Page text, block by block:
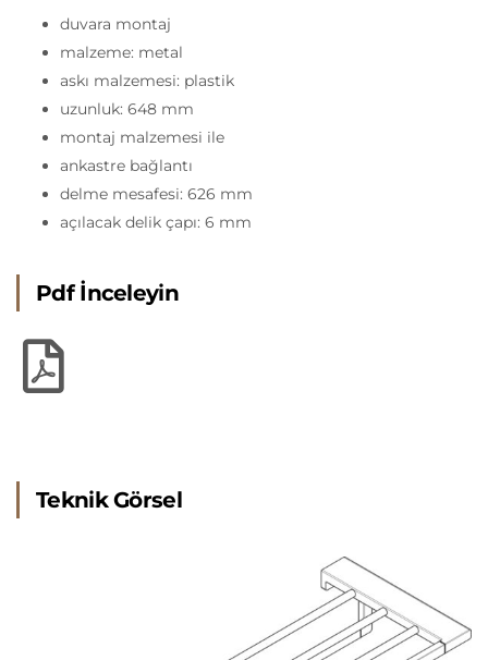
duvara montaj
malzeme: metal
askı malzemesi: plastik
uzunluk: 648 mm
montaj malzemesi ile
ankastre bağlantı
delme mesafesi: 626 mm
açılacak delik çapı: 6 mm
Pdf İnceleyin
Teknik Görsel